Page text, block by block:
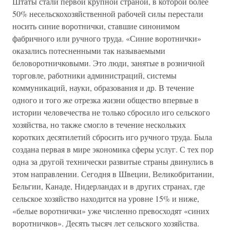
50% несельскохозяйственной рабочей силы перестали
носить синие воротнички, ставшие синонимом
фабричного или ручного труда. «Синие воротнички»
оказались потесненными так называемыми
беловоротничковыми. Это люди, занятые в розничной
торговле, работники администраций, системы
коммуникаций, науки, образования и др. В течение
одного и того же отрезка жизни общество впервые в
истории человечества не только сбросило иго сельского
хозяйства, но также смогло в течение нескольких
коротких десятилетий сбросить иго ручного труда. Была
создана первая в мире экономика сферы услуг. С тех пор
одна за другой технически развитые страны двинулись в
этом направлении. Сегодня в Швеции, Великобритании,
Бельгии, Канаде, Нидерландах и в других странах, где
сельское хозяйство находится на уровне 15% и ниже,
«белые воротнички» уже численно превосходят «синих
воротничков». Десять тысяч лет сельского хозяйства.